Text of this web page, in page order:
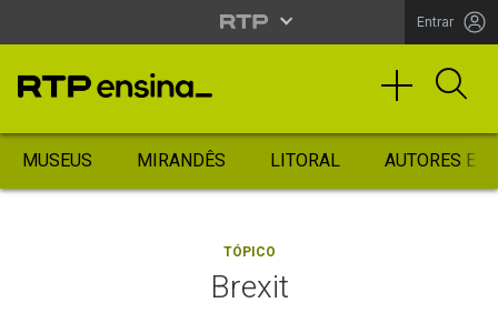
Entrar
MUSEUS MIRANDÊS LITORAL AUTORES
TÓPICO
Brexit